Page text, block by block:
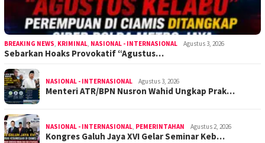
BREAKING NEWS, KRIMINAL, NASIONAL - INTERNASIONAL Agustus 3, 2026
Sebarkan Hoaks Provokatif “Agustus…
NASIONAL - INTERNASIONAL Agustus 3, 2026
Menteri ATR/BPN Nusron Wahid Ungkap Prak…
NASIONAL - INTERNASIONAL, PEMERINTAHAN Agustus 2, 2026
Kongres Galuh Jaya XVI Gelar Seminar Keb…